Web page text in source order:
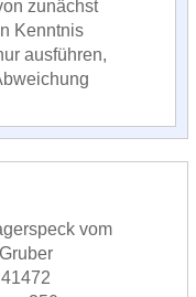
zunächst
Kenntnis
ausführen,
vom
41472